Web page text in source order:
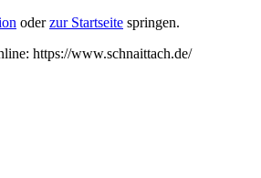
oderzur Startseite springen.
https://www.schnaittach.de/